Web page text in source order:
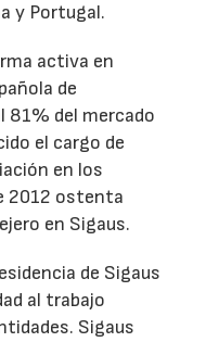
y Portugal.
activa en
de
81% del mercado
el cargo de
en los
2012 ostenta
en Sigaus.
de Sigaus
al trabajo
Sigaus